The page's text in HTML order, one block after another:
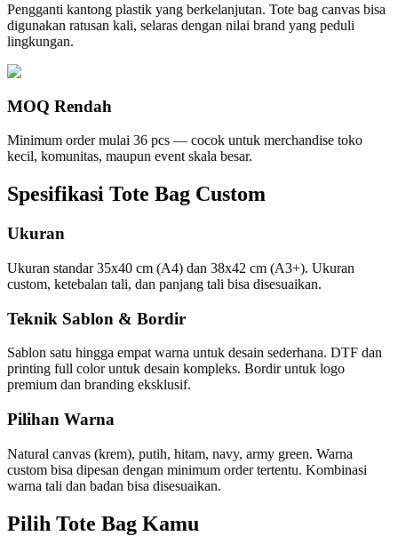
Pengganti kantong plastik yang berkelanjutan. Tote bag canvas bisa
digunakan ratusan kali, selaras dengan nilai brand yang peduli
lingkungan.
MOQ Rendah
Minimum order mulai 36 pcs — cocok untuk merchandise toko
kecil, komunitas, maupun event skala besar.
Spesifikasi Tote Bag Custom
Ukuran
Ukuran standar 35x40 cm (A4) dan 38x42 cm (A3+). Ukuran
custom, ketebalan tali, dan panjang tali bisa disesuaikan.
Teknik Sablon & Bordir
Sablon satu hingga empat warna untuk desain sederhana. DTF dan
printing full color untuk desain kompleks. Bordir untuk logo
premium dan branding eksklusif.
Pilihan Warna
Natural canvas (krem), putih, hitam, navy, army green. Warna
custom bisa dipesan dengan minimum order tertentu. Kombinasi
warna tali dan badan bisa disesuaikan.
Pilih Tote Bag Kamu